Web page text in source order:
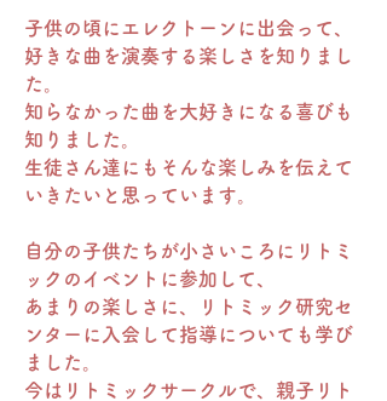
子供の頃にエレクトーンに出会って、
好きな曲を演奏する楽しさを知りまし
た。
知らなかった曲を大好きになる喜びも
知りました。
生徒さん達にもそんな楽しみを伝えて
いきたいと思っています。
自分の子供たちが小さいころにリトミ
ックのイベントに参加して、
あまりの楽しさに、リトミック研究セ
ンターに入会して指導についても学び
ました。
今はリトミックサークルで、親子リト